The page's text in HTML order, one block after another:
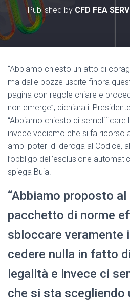
Published by CFD FEA
“Abbiamo chiesto un atto di
ma dalle bozze uscite finora
pagina con regole chiare e
non emerge”, dichiara il
“Abbiamo chiesto di
invece vediamo che si fa ricorso
ampi poteri di deroga al Codice,
l’obbligo dell’esclusione
spiega Buia.
“Abbiamo proposto al
pacchetto di norme
sbloccare veramente
cedere nulla in fatto
legalità e invece ci
che si sta scegliendo